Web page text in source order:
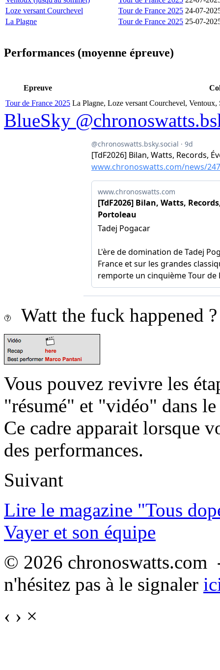
Loze versant Courchevel
Tour de France 2025 24-07-
La Plagne
Tour de France 2025 25-07-
Performances (moyenne épreuve)
Epreuve
Tour de France 2025 La Plagne, Loze versant Courchevel, Ventoux,
BlueSky
Watt the fuck happened ?
Vous pouvez revivre les
"résumé" et "vidéo" dans
Ce cadre apparait lorsque
des performances.
Suivant
Lire le magazine "Tous
Vayer et son équipe
© 2026
n'hésitez pas à le signaler
‹ › ×